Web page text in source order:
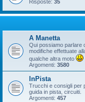
Risposte: 35
A Manetta
Qui possiamo parlare
modifiche effettuate
qualche altra moto
Argomenti: 3580
InPista
Trucchi e consigli per
guida in pista, circuiti.
Argomenti: 457